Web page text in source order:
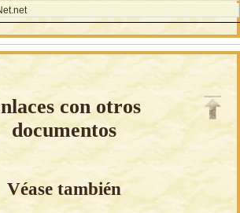
con otros
documentos
Véase también